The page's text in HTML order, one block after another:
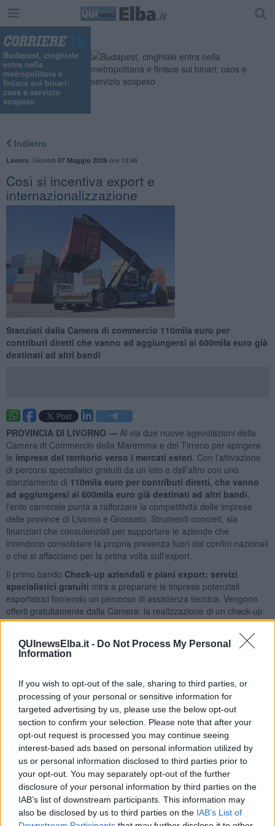
QUInewsElba.it - Do Not Process My Personal
Information
If you wish to opt-out of the sale, sharing to third parties, or
processing of your personal or sensitive information for
targeted advertising by us, please use the below opt-out
section to confirm your selection. Please note that after your
opt-out request is processed you may continue seeing
interest-based ads based on personal information utilized by
us or personal information disclosed to third parties prior to
your opt-out. You may separately opt-out of the further
disclosure of your personal information by third parties on the
IAB’s list of downstream participants. This information may
also be disclosed by us to third parties on the IAB’s List of
Budapest, cinghiale
entra nella
metropolitana e
finisce sui binari:
caos e servizio
sospeso
Indietro
Lavoro Giovedì 07 Maggio 2026ore 13:46
Così si incentiva export e
internazionalizzazione
Stanziati dalla Camera di commercio 110mila euro per
contributi diretti che vanno ad aggiungersi ai 600mila euro già
destinati ad altri bandi
PROVINCIA DI LIVORNO — Al via due nuove agevolazioni della
Camera di Commercio della Maremma e del Tirreno per spingere
le imprese del territorio verso i mercati esteri . Con l’attivazione
di percorsi specialistici gratuiti da un lato e dall’altro con uno
stanziamento di 110mila euro per contributi diretti, che vanno
ad aggiungersi ai 600mila euro già destinati ad altri bandi
l’ente camerale punta a rafforzare la competitività delle imprese
delle province di Livorno e Grosseto. Strumenti concreti, sia
finanziari che consulenziali per supportare le aziende che
intendono consolidare la propria presenza fuori dai confini nazionali
o che si affacciano per la prima volta sull'export.
Il primo bando Check-up aziendali e piani export: servizi
specialistici gratuiti mira a preparare le imprese potenziali
esportatrici fornendo un percorso di assistenza tecnica. Vengono
offerti gratuitamente dalla Camera: la realizzazione di un check-up
aziendale online per valutare il potenziale di export e la successiva
predisposizione di un Piano Export personalizzato per i mercati
target. Beneficeranno dei servizi gratuitile prime 7 domande
regolari pervenute
Il bando di sostegno all’internazionalizzazioneprevede
contributi a fondo perduto. L’avviso finanzia l'acquisizione di servizi
per lo sviluppo del commercio internazionale, attraverso voucher
pari al 60% delle spese ammissibili, fino a un massimo di 2.500
euro per ogni micro, piccola o media impresa delle province di
Grosseto e Livorno. Sono previste premialità di 300euro per
imprese femminili, società benefit, imprese sociali o in possesso di
certificazione di genere o bilancio di sostenibilità e imprese con